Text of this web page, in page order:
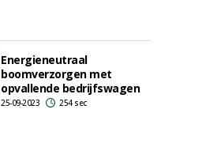
Energieneutraal
boomverzorgen met
opvallende bedrijfswagen
25-09-2023 254 sec